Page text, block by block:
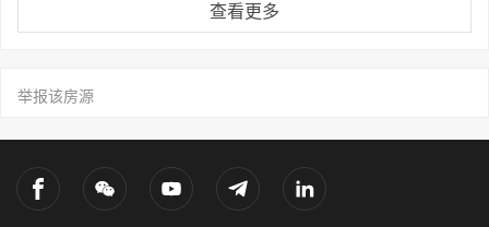
查看更多
举报该房源